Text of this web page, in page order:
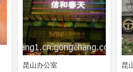
昆山办公室 昆